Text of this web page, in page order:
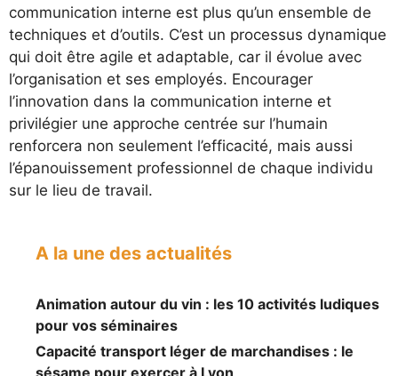
communication interne est plus qu’un ensemble de
techniques et d’outils. C’est un processus dynamique
qui doit être agile et adaptable, car il évolue avec
l’organisation et ses employés. Encourager
l’innovation dans la communication interne et
privilégier une approche centrée sur l’humain
renforcera non seulement l’efficacité, mais aussi
l’épanouissement professionnel de chaque individu
sur le lieu de travail.
A la une des actualités
Animation autour du vin : les 10 activités ludiques
pour vos séminaires
Capacité transport léger de marchandises : le
sésame pour exercer à Lyon